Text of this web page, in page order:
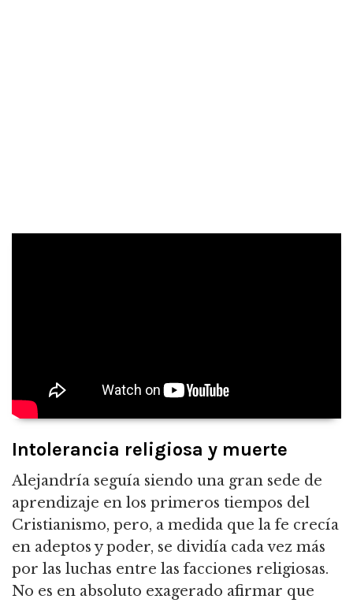
Intolerancia religiosa y muerte
Alejandría seguía siendo una gran sede de
aprendizaje en los primeros tiempos del
Cristianismo, pero, a medida que la fe crecía
en adeptos y poder, se dividía cada vez más
por las luchas entre las facciones religiosas.
No es en absoluto exagerado afirmar que